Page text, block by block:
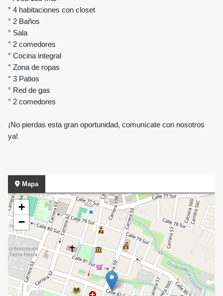
° 4 habitaciones con closet
° 2 Baños
° Sala
° 2 comedores
° Cocina integral
° Zona de ropas
° 3 Patios
° Red de gas
° 2 comedores
¡No pierdas esta gran oportunidad, comunícate con nosotros
ya!
Mapa
+
−